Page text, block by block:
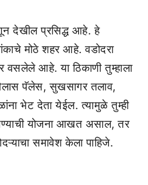
देखील प्रसिद्ध आहे. हे
मोठे शहर आहे. वडोदरा
वसलेले आहे. या ठिकाणी तुम्हाला
पॅलेस, सुखसागर तलाव,
भेट देता येईल. त्यामुळे तुम्ही
योजना आखत असाल, तर
समावेश केला पाहिजे.